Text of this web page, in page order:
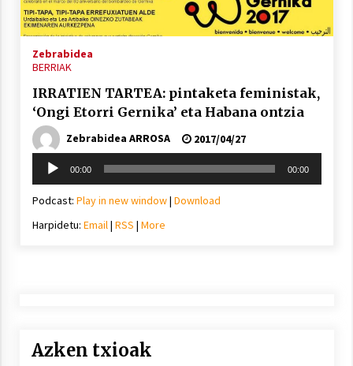
2021/11/25
Mahai-ingurua: irratia, podcastak
eta ondoren zer?
2021/11/12
Arrosa sareko IX. topaketak!
Zebrabidea
BERRIAK
IRRATIEN TARTEA: pintaketa feministak,
‘Ongi Etorri Gernika’ eta Habana ontzia
Zebrabidea ARROSA
2017/04/27
Soinu
erreproduzigailua
00:00 00:00
Podcast: Play in new window| Download
Harpidetu: Email| RSS | More
Azken txioak